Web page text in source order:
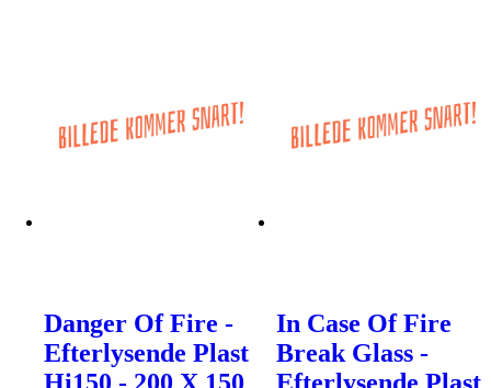
Danger Of Fire -
Efterlysende Plast
Hi150 - 200 X 150
In Case Of Fire
Break Glass -
Efterlysende Plast